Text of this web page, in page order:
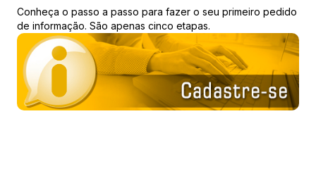
Conheça o passo a passo para fazer o seu primeiro pedido
de informação. São apenas cinco etapas.